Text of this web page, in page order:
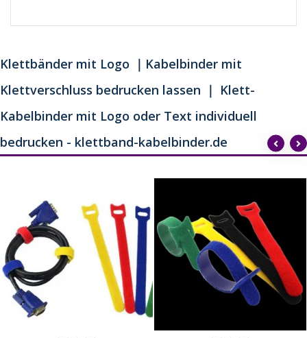
Klettbänder mit Logo ｜Kabelbinder mit
Klettverschluss bedrucken lassen ｜ Klett-
Kabelbinder mit Logo oder Text individuell
bedrucken - klettband-kabelbinder.de